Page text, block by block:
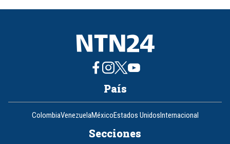
8
País
ColombiaVenezuelaMéxicoEstados UnidosInternacional
Secciones